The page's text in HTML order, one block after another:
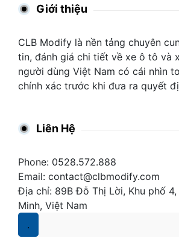
Giới thiệu
CLB Modify là nền tảng chuyên
tin, đánh giá chi tiết về xe ô tô và
người dùng Việt Nam có cái nhìn
chính xác trước khi đưa ra quyết
Liên Hệ
Phone: 0528.572.888
Email: contact@clbmodify.com
Địa chỉ: 89B Đỗ Thị Lời, Khu phố 4,
Minh, Việt Nam
.